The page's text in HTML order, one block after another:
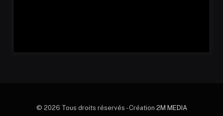
© 2026 Tous droits réservés - Création 2M MEDIA